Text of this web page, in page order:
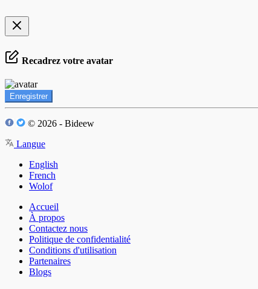
Recadrez votre avatar
Enregistrer
© 2026 - Bideew
Langue
English
French
Wolof
Accueil
À propos
Contactez nous
Politique de confidentialité
Conditions d'utilisation
Partenaires
Blogs